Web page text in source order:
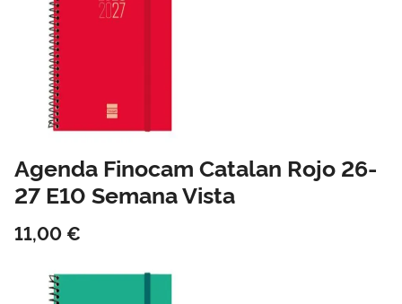
Agenda Finocam Catalan Rojo 26-
27 E10 Semana Vista
11,00 €